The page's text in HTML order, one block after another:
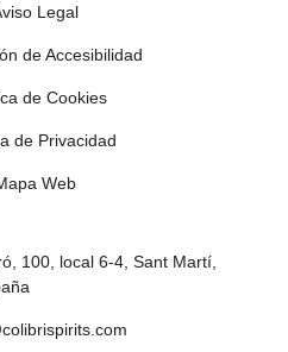
Legal
de Accesibilidad
de Cookies
de Privacidad
Web
100, local 6-4, Sant Martí,